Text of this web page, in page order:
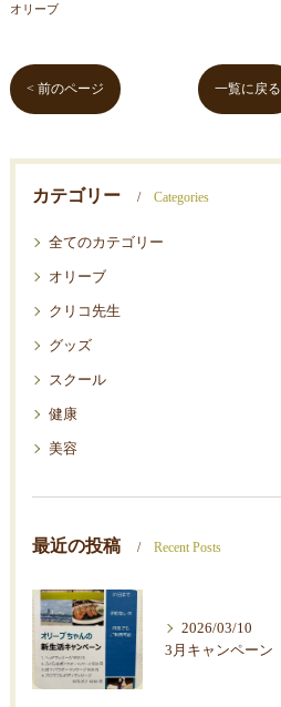
オリーブ
< 前のページ 一覧に戻る
カテゴリー Categories
全てのカテゴリー
オリーブ
クリコ先生
グッズ
スクール
健康
美容
最近の投稿 Recent Posts
2026/03/10
3月キャンペーン